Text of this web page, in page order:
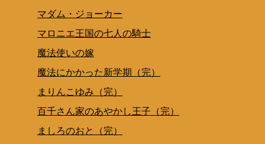
マダム・ジョーカー
マロニエ王国の七人の騎士
魔法使いの嫁
魔法にかかった新学期（完）
まりんこゆみ（完）
百千さん家のあやかし王子（完）
ましろのおと（完）